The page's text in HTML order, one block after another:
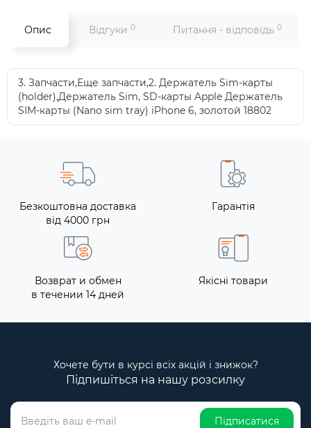
Опис Відгуки 0 Питання - відповідь 0
3. Запчасти,Еще запчасти,2. Держатель Sim-карты
(holder),Держатель Sim, SD-карты Apple Держатель
SIM-карты (Nano sim tray) iPhone 6, золотой 18802
Безкоштовна доставка
від 4000 грн
Гарантія
Возврат и обмен
в течении 14 дней
Якісні товари
Хочете бути в курсі всіх акцій і знижок?
Підпишіться на нашу розсилку
Підписатися